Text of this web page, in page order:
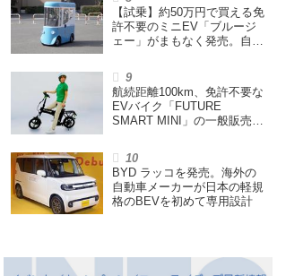
【試乗】約50万円で買える免
許不要のミニEV「ブルージ
ェー」がまもなく発売。自転
小型原付で、FCEVモデルも
展開
航続距離100km、免許不要な
EVバイク「FUTURE
SMART MINI」の一般販売ス
BYD ラッコを発売。海外の
自動車メーカーが日本の軽規
格のBEVを初めて専用設計